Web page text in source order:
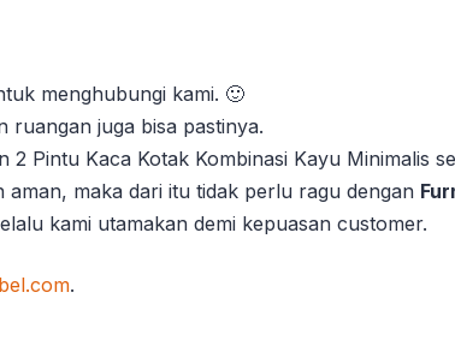
menghubungi kami. 🙂
ruangan juga bisa pastinya.
2 Pintu Kaca Kotak Kombinasi Kayu Minimalis
maka dari itu tidak perlu ragu dengan
kami utamakan demi kepuasan customer.
.